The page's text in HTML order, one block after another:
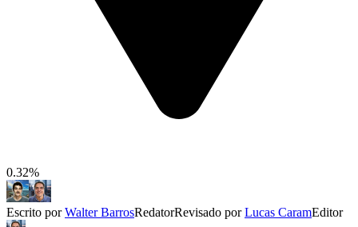
0.32%
Escrito porWalter BarrosRedatorRevisado porLucas CaramEditor